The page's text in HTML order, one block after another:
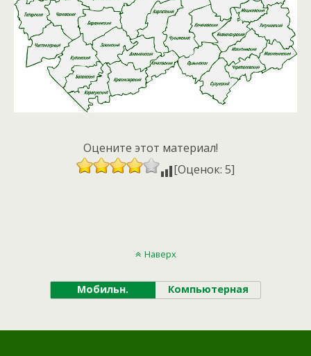
Оцените этот материал!
[Оценок: 5]
Наверх
Мобильн. Компьютерная